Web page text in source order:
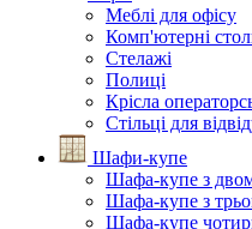
Меблі для офісу
Комп'ютерні
Стелажі
Полиці
Крісла
Стільці для
Шафи-купе
Шафа-купе з
Шафа-купе з
Шафа-купе